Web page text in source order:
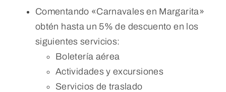
Comentando «Carnavales en Margarita»
obtén hasta un 5% de descuento en los
siguientes servicios:
Boletería aérea
Actividades y excursiones
Servicios de traslado